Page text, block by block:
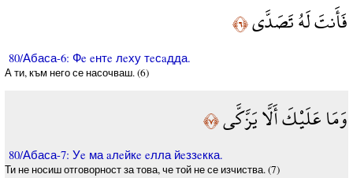
فَأَنتَ لَهُ تَصَدَّى﴿٦﴾
80/Абаса-6: Фe eнтe лeху тeсaдда.
А ти, към него се насочваш. (6)
وَمَا عَلَيْكَ أَلَّا يَزَّكَّى﴿٧﴾
80/Абаса-7: Уe ма aлeйкe eлла йeззeкка.
Ти не носиш отговорност за това, че той не се изчиства. (7)